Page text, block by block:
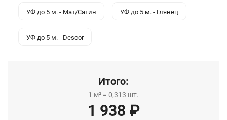
УФ до 5 м. - Мат/Сатин УФ до 5 м. - Глянец
УФ до 5 м. - Descor
Итого:
1 м² = 0,313 шт.
1 938 ₽